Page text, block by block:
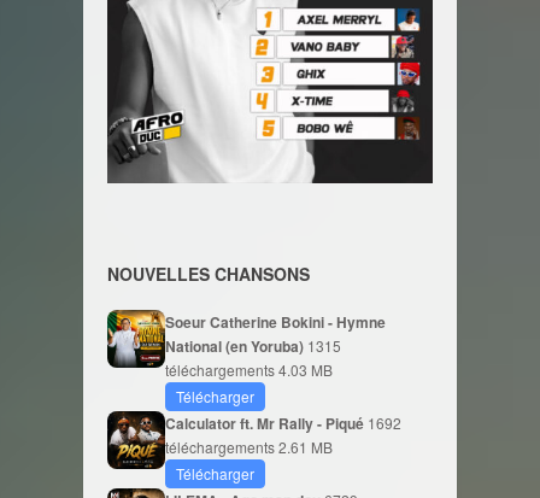
NOUVELLES CHANSONS
Soeur Catherine Bokini - Hymne
National (en Yoruba) 1315
téléchargements4.03 MB
Télécharger
Calculator ft. Mr Rally - Piqué 1692
téléchargements2.61 MB
Télécharger